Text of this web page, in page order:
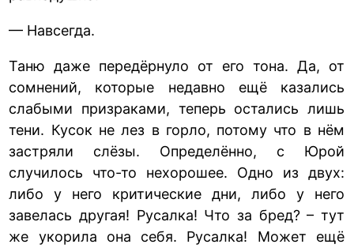
— Навсегда.
Таню даже передёрнуло от его тона. Да, от
сомнений, которые недавно ещё казались
слабыми призраками, теперь остались лишь
тени. Кусок не лез в горло, потому что в нём
застряли слёзы. Определённо, с Юрой
случилось что-то нехорошее. Одно из двух:
либо у него критические дни, либо у него
завелась другая! Русалка! Что за бред? – тут
же укорила она себя. Русалка! Может ещё